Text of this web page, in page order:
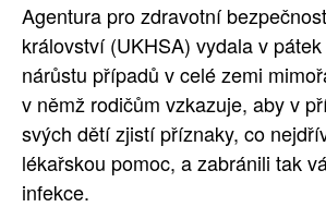
Agentura pro zdravotní
království (UKHSA) vydala v
nárůstu případů v celé zemi
v němž rodičům vzkazuje, aby v
svých dětí zjistí příznaky, co
lékařskou pomoc, a zabránili tak
infekce.